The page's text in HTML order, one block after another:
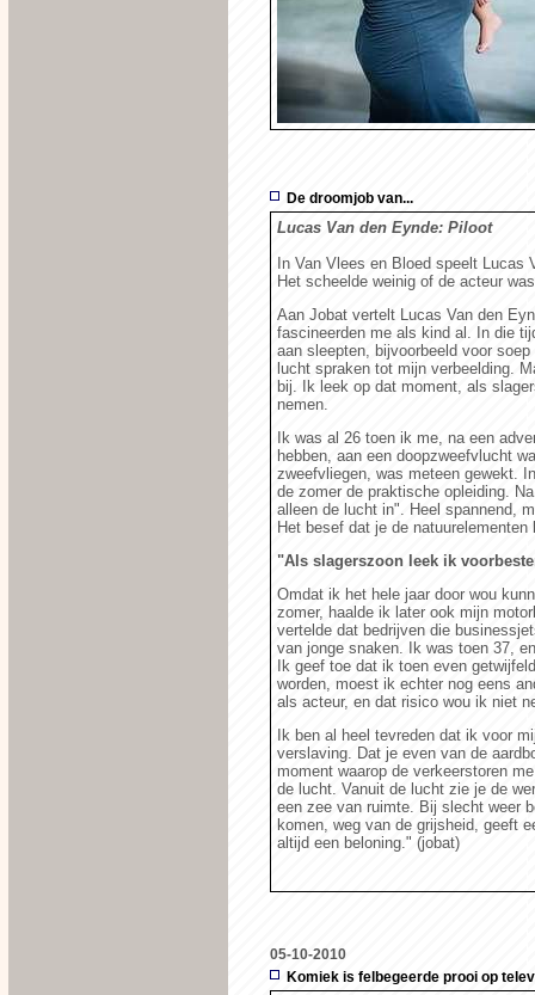
De droomjob van...
Lucas Van den Eynde: Piloot
In Van Vlees en Bloed speelt Lucas
Het scheelde weinig of de acteur
Aan Jobat vertelt Lucas Van den
fascineerden me als kind al. In die
aan sleepten, bijvoorbeeld voor
lucht spraken tot mijn verbeelding.
bij. Ik leek op dat moment, als
nemen.
Ik was al 26 toen ik me, na een
hebben, aan een doopzweefvlucht
zweefvliegen, was meteen gewekt.
de zomer de praktische opleiding.
alleen de lucht in". Heel spannend,
Het besef dat je de natuurelementen
"Als slagerszoon leek ik
Omdat ik het hele jaar door wou
zomer, haalde ik later ook mijn
vertelde dat bedrijven die
van jonge snaken. Ik was toen 37,
Ik geef toe dat ik toen even
worden, moest ik echter nog eens
als acteur, en dat risico wou ik niet
Ik ben al heel tevreden dat ik voor
verslaving. Dat je even van de
moment waarop de verkeerstoren
de lucht. Vanuit de lucht zie je de
een zee van ruimte. Bij slecht weer
komen, weg van de grijsheid, geeft
altijd een beloning." (jobat)
05-10-2010
Komiek is felbegeerde prooi op